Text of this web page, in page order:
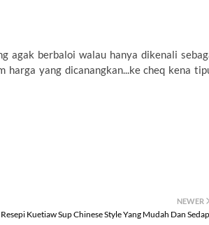
agak berbaloi walau hanya dikenali
yang dicanangkan...ke cheq kena
NEWER
Resepi Kuetiaw Sup Chinese Style Yang Mudah Dan Sedap